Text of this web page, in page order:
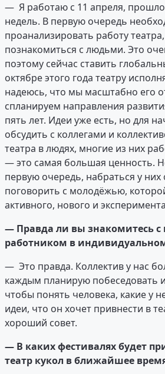
— Я работаю с 11 апреля,
недель. В первую очередь
проанализировать работу
познакомиться с людьми. Это
поэтому сейчас ставить
октябре этого года театру
надеюсь, что мы масштабно его
спланируем направления
пять лет. Идеи уже есть, но для
обсудить с коллегами и
театра в людях, многие из них
— это самая большая ценность.
первую очередь, набраться у них
поговорить с молодёжью,
активного, нового и
— Правда ли вы знакомитесь
работником в
— Это правда. Коллектив у нас
каждым планирую побеседовать
чтобы понять человека, какие у
идеи, что он хочет привнести в
хороший совет.
— В каких фестивалях будет
театр кукол в ближайшее